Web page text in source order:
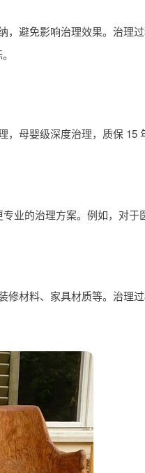
避免影响治理效果。治理
母婴级深度治理，质保 15
业的治理方案。例如，对
材料、家具材质等。治理